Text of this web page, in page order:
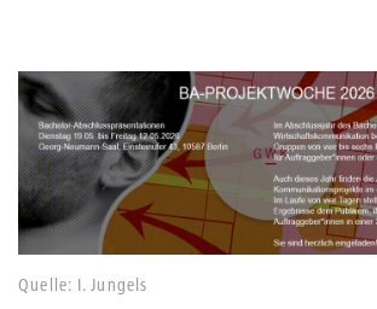
Quelle: I. Jungels